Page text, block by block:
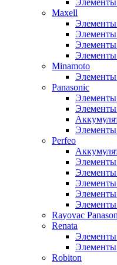
Элементы
Maxell
Элементы
Элементы
Элементы
Minamoto
Элементы
Panasonic
Элементы
Элементы
Элементы
Perfeo
Элементы
Элементы
Элементы
Элементы
Rayovac
Renata
Элементы
Элементы
Robiton